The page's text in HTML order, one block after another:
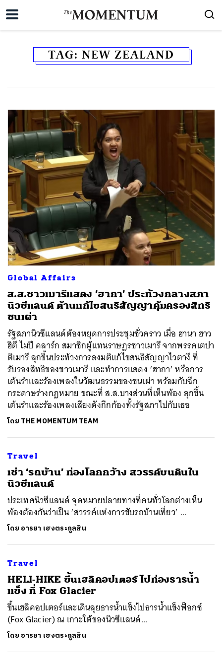
TAG: NEW ZEALAND
Global Affairs
ส.ส.ชาวเมารีแสดง ‘ฮากา’ ประท้วงกลางสภา
นิวซีแลนด์ ต้านแก้ไขสนธิสัญญาคุ้มครองสิทธิ
ชนเผ่า
รัฐสภานิวซีแลนด์ต้องหยุดการประชุมชั่วคราว เมื่อ ฮานา ฮาว
ฮิตี ไมปี คลาร์ก สมาชิกผู้แทนราษฎรชาวเมารี จากพรรคเตปา
ติเมารี ลุกขึ้นประท้วงการลงมติแก้ไขสนธิสัญญาไวตางี ที่
รับรองสิทธิของชาวเมารี และทำการแสดง ‘ฮากา’ หรือการ
เต้นรำและร้องเพลงในวัฒนธรรมของชนเผ่า พร้อมกับฉีก
กระดาษร่างกฎหมาย ขณะที่ ส.ส.บางส่วนที่เห็นพ้อง ลุกขึ้น
เต้นรำและร้องเพลงเสียงดังกึกก้องทั้งรัฐสภาไปกับเธอ
โดย THE MOMENTUM TEAM
Travel
เช่า ‘รถบ้าน’ ท่องโลกกว้าง สวรรค์บนดินใน
นิวซีแลนด์
ประเทศนิวซีแลนด์ จุดหมายปลายทางที่คนทั่วโลกต่างเห็น
พ้องต้องกันว่าเป็น ‘สวรรค์แห่งการขับรถบ้านเที่ยว’ ...
โดย อารยา เฮงตระกูลสิน
Travel
​HELI-HIKE ขึ้นเฮลิคอปเตอร์ ไปท่องธารน้ำ
แข็ง ที่ Fox Glacier
ขึ้นเฮลิคอปเตอร์และเดินลุยธารน้ำแข็งไปธารน้ำแข็งฟ็อกซ์
(Fox Glacier) ณ เกาะใต้ของนิวซีแลนด์...
โดย อารยา เฮงตระกูลสิน
SHARE TWEET LINE EMAIL